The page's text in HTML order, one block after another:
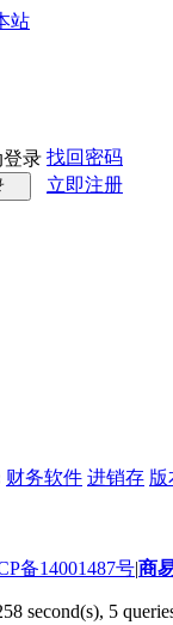
站
登录 找回密码
立即注册
财务软件 进销存 版
备14001487号|商
second(s), 5